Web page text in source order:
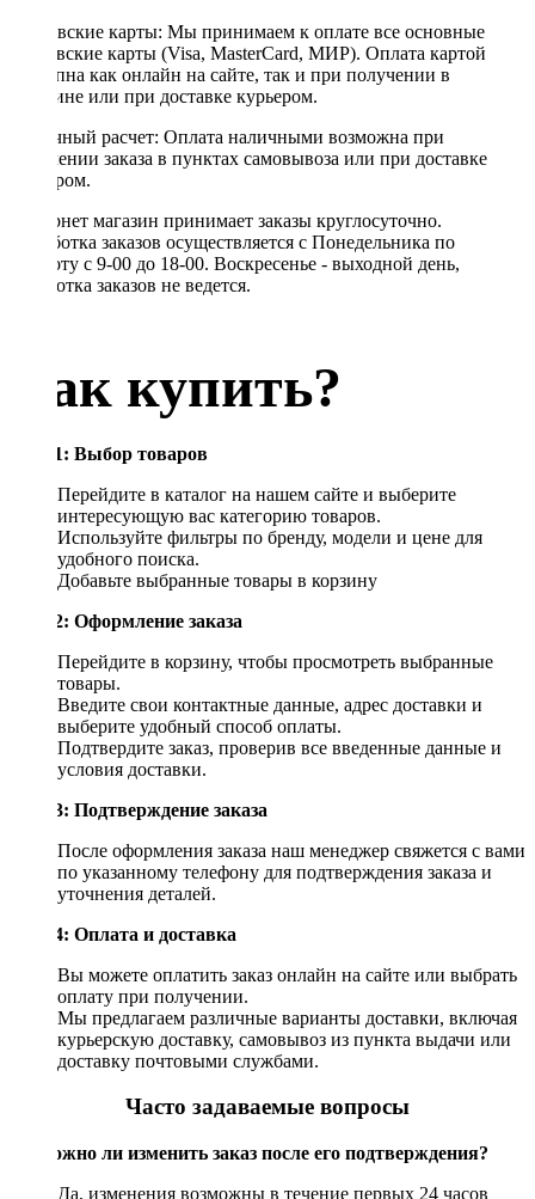
Банковские карты: Мы принимаем к оплате все основные
банковские карты (Visa, MasterCard, МИР). Оплата картой
доступна как онлайн на сайте, так и при получении в
магазине или при доставке курьером.
Наличный расчет: Оплата наличными возможна при
получении заказа в пунктах самовывоза или при доставке
курьером.
Интернет магазин принимает заказы круглосуточно.
Обработка заказов осуществляется с Понедельника по
Субботу с 9-00 до 18-00. Воскресенье - выходной день,
обработка заказов не ведется.
Как купить?
Шаг 1: Выбор товаров
Перейдите в каталог на нашем сайте и выберите
интересующую вас категорию товаров.
Используйте фильтры по бренду, модели и цене для
удобного поиска.
Добавьте выбранные товары в корзину
Шаг 2: Оформление заказа
Перейдите в корзину, чтобы просмотреть выбранные
товары.
Введите свои контактные данные, адрес доставки и
выберите удобный способ оплаты.
Подтвердите заказ, проверив все введенные данные и
условия доставки.
Шаг 3: Подтверждение заказа
После оформления заказа наш менеджер свяжется с вами
по указанному телефону для подтверждения заказа и
уточнения деталей.
Шаг 4: Оплата и доставка
Вы можете оплатить заказ онлайн на сайте или выбрать
оплату при получении.
Мы предлагаем различные варианты доставки, включая
курьерскую доставку, самовывоз из пункта выдачи или
доставку почтовыми службами.
Часто задаваемые вопросы
Возможно ли изменить заказ после его подтверждения?
Да, изменения возможны в течение первых 24 часов